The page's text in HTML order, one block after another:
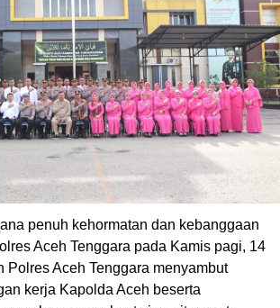
penuh kehormatan dan kebanggaan
Aceh Tenggara pada Kamis pagi, 14
Polres Aceh Tenggara menyambut
kerja Kapolda Aceh beserta